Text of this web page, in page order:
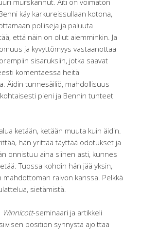
murskannut. Äiti on voimaton
käy karkureissullaan kotona,
poliiseja ja paluuta
että näin on ollut aiemminkin. Ja
ja kyvyttömyys vastaanottaa
sisaruksiin, jotka saavat
komentaessa heitä
Äidin tunnesäiliö, mahdollisuus
pieni ja Bennin tunteet
ketään, ketään muuta kuin äidin.
hän yrittää täyttää odotukset ja
onnistuu aina siihen asti, kunnes
Tuossa kohdin hän jää yksin,
raivon kanssa. Pelkkä
sietämistä.
Winnicott-seminaari ja artikkeli
position synnystä ajoittaa